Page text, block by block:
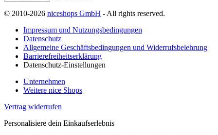
© 2010-2026 niceshops GmbH - All rights reserved.
Impressum und Nutzungsbedingungen
Datenschutz
Allgemeine Geschäftsbedingungen und Widerrufsbelehrung
Barrierefreiheitserklärung
Datenschutz-Einstellungen
Unternehmen
Weitere nice Shops
Vertrag widerrufen
Personalisiere dein Einkaufserlebnis